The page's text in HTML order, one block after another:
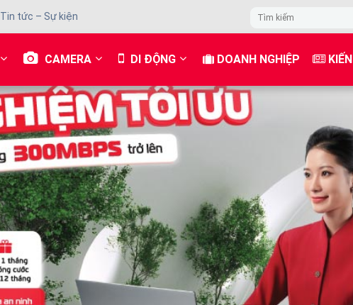
Tin tức – Sự kiện
CAMERA DI ĐỘNG DOANH NGHIỆP